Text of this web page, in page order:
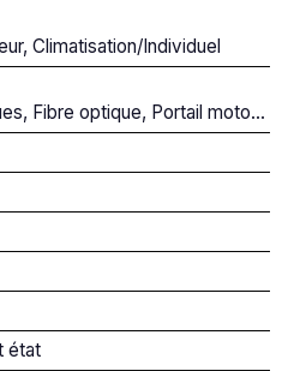
Climatisation/Individuel
Cheminée, Volets électriques, Fibre optique, Portail motorisé
état